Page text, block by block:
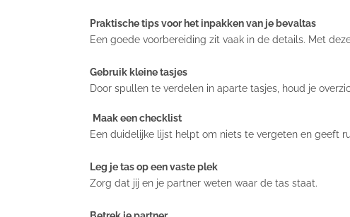
Praktische tips voor het inpakken van je bevaltas
Een goede voorbereiding zit vaak in de details. Met
Gebruik kleine tasjes
Door spullen te verdelen in aparte tasjes, houd je
Maak een checklist
Een duidelijke lijst helpt om niets te vergeten en geeft
Leg je tas op een vaste plek
Zorg dat jij en je partner weten waar de tas staat.